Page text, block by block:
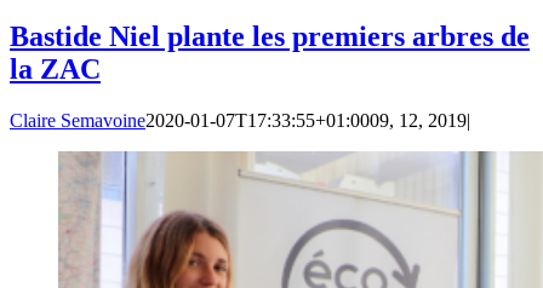
Bastide Niel plante les premiers arbres de
la ZAC
Claire Semavoine2020-01-07T17:33:55+01:0009, 12, 2019|